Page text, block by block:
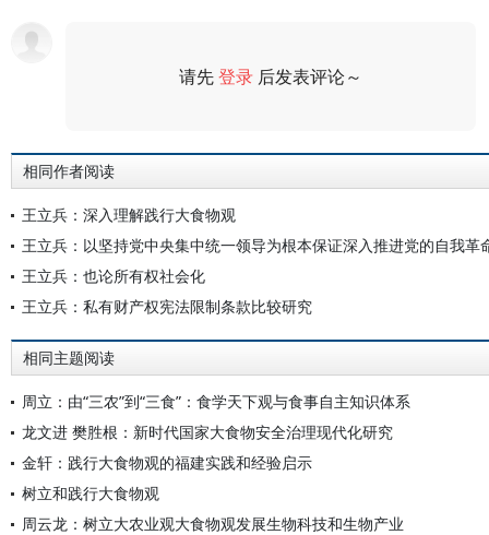
请先登录 后发表评论～
相同作者阅读
王立兵：深入理解践行大食物观
王立兵：以坚持党中央集中统一领导为根本保证深入推进党的自我革
王立兵：也论所有权社会化
王立兵：私有财产权宪法限制条款比较研究
相同主题阅读
周立：由“三农”到“三食”：食学天下观与食事自主知识体系
龙文进 樊胜根：新时代国家大食物安全治理现代化研究
金轩：践行大食物观的福建实践和经验启示
树立和践行大食物观
周云龙：树立大农业观大食物观发展生物科技和生物产业